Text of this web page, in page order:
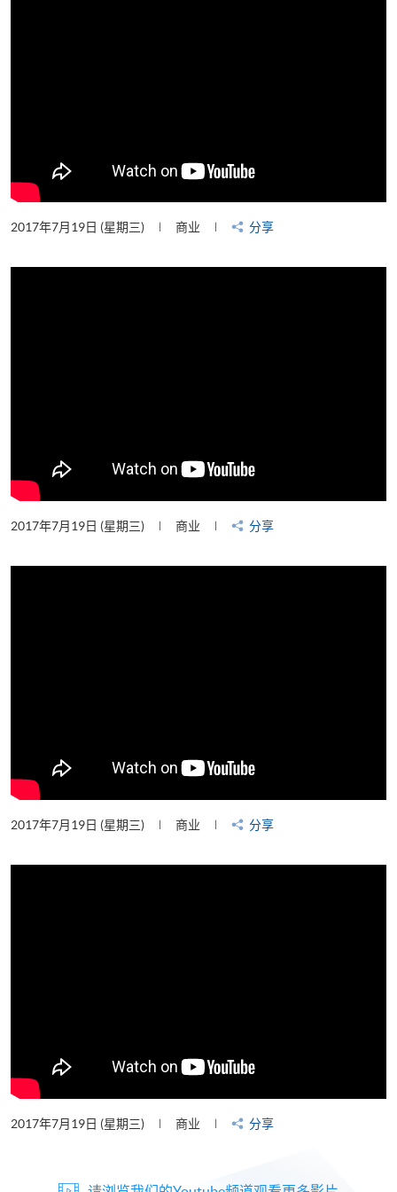
2017年7月19日 (星期三) 商业 分享
2017年7月19日 (星期三) 商业 分享
2017年7月19日 (星期三) 商业 分享
2017年7月19日 (星期三) 商业 分享